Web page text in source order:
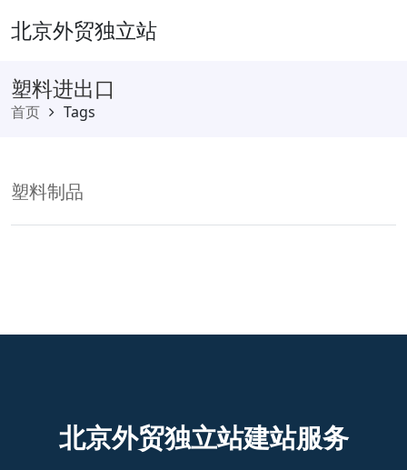
北京外贸独立站
塑料进出口
首页 Tags
塑料制品
北京外贸独立站建站服务